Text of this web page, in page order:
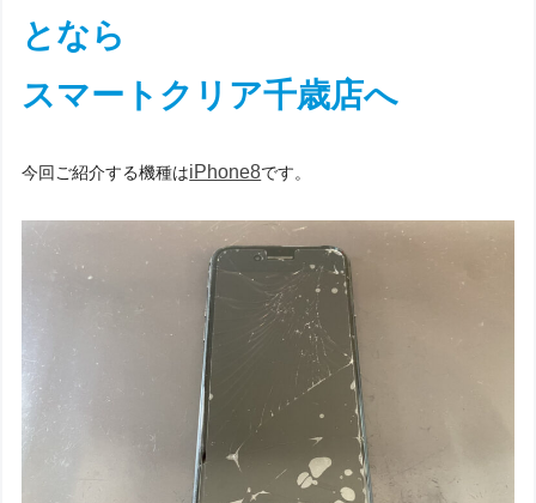
となら
スマートクリア千歳店へ
今回ご紹介する機種はiPhone8です。